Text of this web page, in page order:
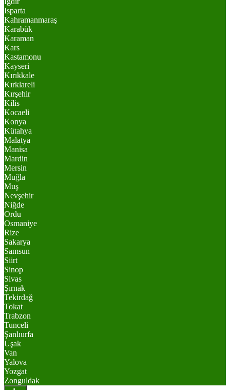
Isparta
Kahramanmaraş
Karabük
Karaman
Kars
Kastamonu
Kayseri
Kırıkkale
Kırklareli
Kırşehir
Kilis
Kocaeli
Konya
Kütahya
Malatya
Manisa
Mardin
Mersin
Muğla
Muş
Nevşehir
Niğde
Ordu
Osmaniye
Rize
Sakarya
Samsun
Siirt
Sinop
Sivas
Şırnak
Tekirdağ
Tokat
Trabzon
Tunceli
Şanlıurfa
Uşak
Van
Yalova
Yozgat
Zonguldak